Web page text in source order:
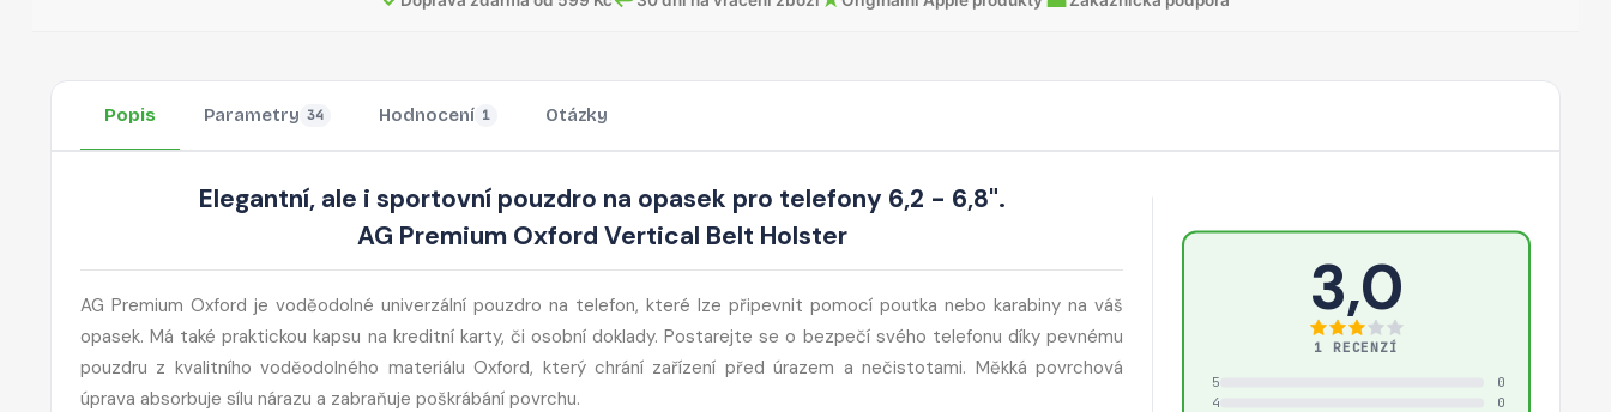
Popis Parametry 34 Hodnocení 1 Otázky
Elegantní, ale i sportovní pouzdro na opasek pro telefony 6,2 - 6,8".
AG Premium Oxford Vertical Belt Holster
AG Premium Oxford je voděodolné univerzální pouzdro na telefon, které lze připevnit pomocí poutka nebo karabiny na váš
opasek. Má také praktickou kapsu na kreditní karty, či osobní doklady. Postarejte se o bezpečí svého telefonu díky pevnému
pouzdru z kvalitního voděodolného materiálu Oxford, který chrání zařízení před úrazem a nečistotami. Měkká povrchová
úprava absorbuje sílu nárazu a zabraňuje poškrábání povrchu.
3,0
1 RECENZÍ
5
0
4
0